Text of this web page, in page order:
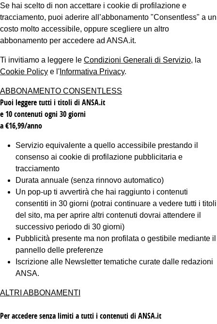
Se hai scelto di non accettare i cookie di profilazione e
tracciamento, puoi aderire all’abbonamento "Consentless" a un
costo molto accessibile, oppure scegliere un altro
abbonamento per accedere ad ANSA.it.
Ti invitiamo a leggere le Condizioni Generali di Servizio, la
Cookie Policy e l' Informativa Privacy.
ABBONAMENTO CONSENTLESS
Puoi leggere tutti i titoli di ANSA.it
e 10 contenuti ogni 30 giorni
a €16,99/anno
Servizio equivalente a quello accessibile prestando il
consenso ai cookie di profilazione pubblicitaria e
tracciamento
Durata annuale (senza rinnovo automatico)
Un pop-up ti avvertirà che hai raggiunto i contenuti
consentiti in 30 giorni (potrai continuare a vedere tutti i titoli
del sito, ma per aprire altri contenuti dovrai attendere il
successivo periodo di 30 giorni)
Pubblicità presente ma non profilata o gestibile mediante il
pannello delle preferenze
Iscrizione alle Newsletter tematiche curate dalle redazioni
ANSA.
ALTRI ABBONAMENTI
Per accedere senza limiti a tutti i contenuti di ANSA.it